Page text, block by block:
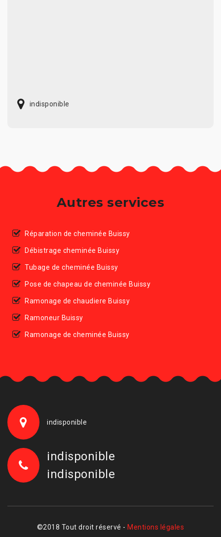
indisponible
Autres services
Réparation de cheminée Buissy
Débistrage cheminée Buissy
Tubage de cheminée Buissy
Pose de chapeau de cheminée Buissy
Ramonage de chaudiere Buissy
Ramoneur Buissy
Ramonage de cheminée Buissy
indisponible
indisponible
indisponible
©2018 Tout droit réservé - Mentions légales